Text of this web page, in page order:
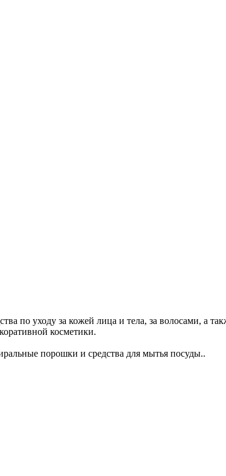
по уходу за кожей лица и тела, за волосами, а
косметики.
порошки и средства для мытья посуды..